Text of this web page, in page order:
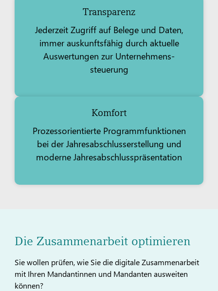
Transparenz
Jederzeit Zugriff auf Belege und Daten,
immer auskunftsfähig durch aktuelle
Auswertungen zur Unternehmens­
steuerung
Komfort
Prozessorientierte Programmfunktionen
bei der Jahresabschlusserstellung und
moderne Jahresabschlusspräsentation
Die Zusammenarbeit optimieren
Sie wollen prüfen, wie Sie die digitale Zusammenarbeit
mit Ihren Mandantinnen und Mandanten ausweiten
können?